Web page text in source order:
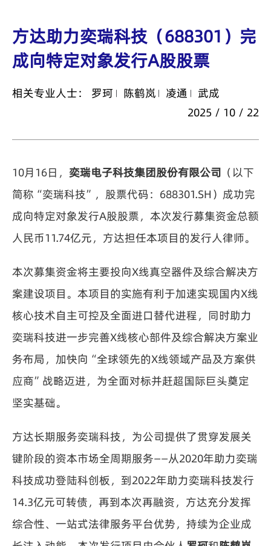
方达助力奕瑞科技（688301）完
成向特定对象发行A股股票
相关专业人士： 罗珂 陈鹤岚 凌通
武成
2025 / 10 / 22
10月16日， 奕瑞电子科技集团股份有限公司 （以下
简称“奕瑞科技”，股票代码：688301.SH）成功完
成向特定对象发行A股股票，本次发行募集资金总额
人民币11.74亿元，方达担任本项目的发行人律师。
本次募集资金将主要投向X线真空器件及综合解决方
案建设项目。本项目的实施有利于加速实现国内X线
核心技术自主可控及全面进口替代进程，同时助力
奕瑞科技进一步完善X线核心部件及综合解决方案业
务布局，加快向“全球领先的X线领域产品及方案供
应商”战略迈进，为全面对标并赶超国际巨头奠定
坚实基础。
方达长期服务奕瑞科技，为公司提供了贯穿发展关
键阶段的资本市场全周期服务——从2020年助力奕瑞
科技成功登陆科创板，到2022年助力奕瑞科技发行
14.3亿元可转债，再到本次再融资，方达充分发挥
综合性、一站式法律服务平台优势，持续为企业成